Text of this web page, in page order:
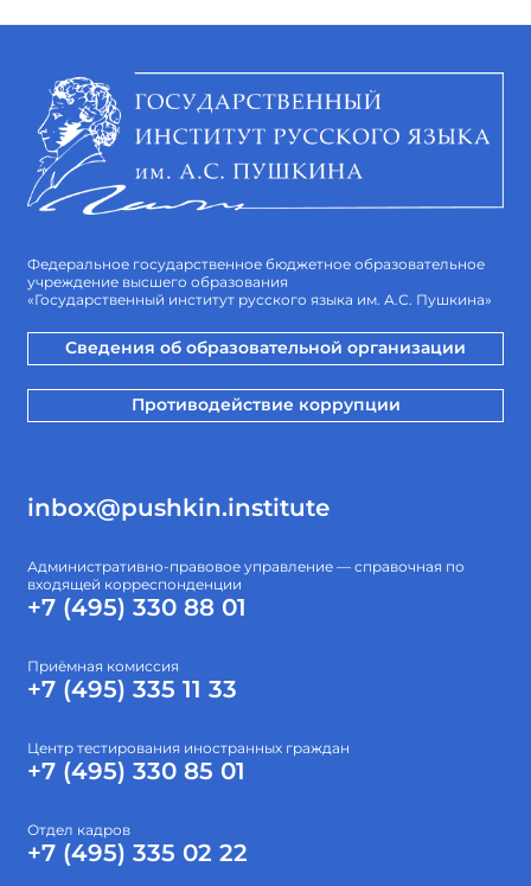
Федеральное государственное бюджетное образовательное
учреждение высшего образования
«Государственный институт русского языка им. А.С. Пушкина»
Сведения об образовательной организации
Противодействие коррупции
inbox@pushkin.institute
Административно-правовое управление — справочная по
входящей корреспонденции
+7 (495) 330 88 01
Приёмная комиссия
+7 (495) 335 11 33
Центр тестирования иностранных граждан
+7 (495) 330 85 01
Отдел кадров
+7 (495) 335 02 22